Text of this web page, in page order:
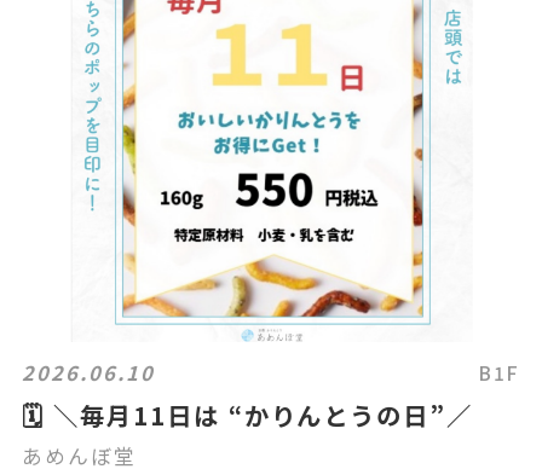
2026.06.10 B1F
🗓️ ＼毎月11日は “かりんとうの日”／
あめんぼ堂